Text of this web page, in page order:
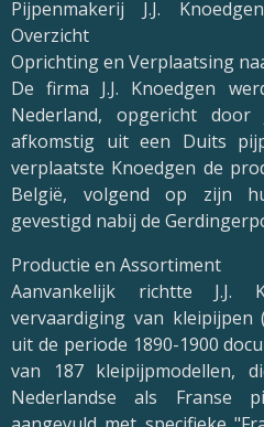
Pijpenmakerij J.J.
Overzicht
Oprichting en Verplaatsing
De firma J.J. Knoedgen
Nederland, opgericht door
afkomstig uit een Duits
verplaatste Knoedgen de
België, volgend op zijn
gevestigd nabij de
Productie en Assortiment
Aanvankelijk richtte
vervaardiging van kleipijpen
uit de periode 1890-1900
van 187 kleipijpmodellen,
Nederlandse als Franse